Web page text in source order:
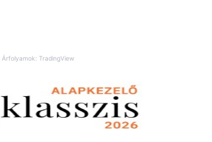
Árfolyamok: TradingView